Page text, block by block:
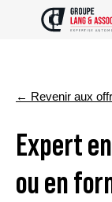
← Revenir aux
Expert
ou en